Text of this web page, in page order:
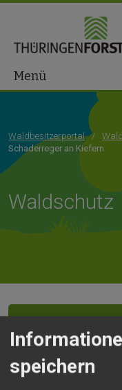
Menü
Waldbesitzerportal
Schaderreger an Kiefern
Waldschutz
speichern